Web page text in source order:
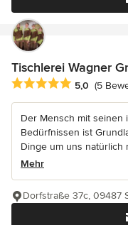
Tischlerei Wagner
Durchschnittliche
5,0 (5
Der Mensch mit seinen
Bedürfnissen ist
Dinge um uns natürlich
Mehr
Dorfstraße 37c, 09487